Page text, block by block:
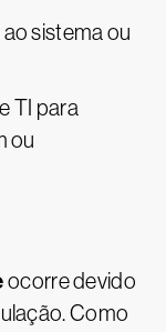
sistema ou
TI para
ou
ocorre devido
Como